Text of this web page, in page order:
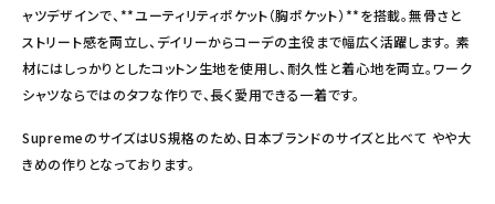
ャツデザインで、**ユーティリティポケット（胸ポケット）**を搭載。無骨さと
ストリート感を両立し、デイリーからコーデの主役まで幅広く活躍します。 素
材にはしっかりとしたコットン生地を使用し、耐久性と着心地を両立。ワーク
シャツならではのタフな作りで、長く愛用できる一着です。
SupremeのサイズはUS規格のため、日本ブランドのサイズと比べて やや大
きめの作りとなっております。